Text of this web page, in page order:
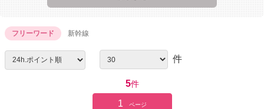
フリーワード 新幹線
件
5件
1 ページ